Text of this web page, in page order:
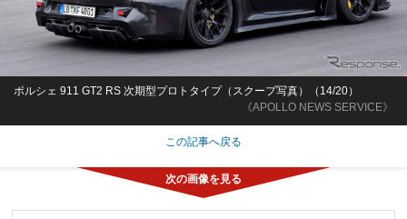
《APOLLO NEWS SERVICE》
ポルシェ 911 GT2 RS 次期型プロトタイプ（スクープ写真）（14/20）
この記事へ戻る